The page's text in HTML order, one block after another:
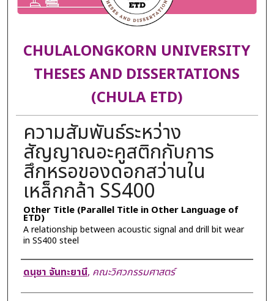
CHULALONGKORN UNIVERSITY
THESES AND DISSERTATIONS
(CHULA ETD)
ความสัมพันธ์ระหว่าง
สัญญาณอะคูสติกกับการ
สึกหรอของดอกสว่านใน
เหล็กกล้า SS400
Other Title (Parallel Title in Other Language of
ETD)
A relationship between acoustic signal and drill bit wear
in SS400 steel
Author
ดนุชา จันทะยานี, คณะวิศวกรรมศาสตร์